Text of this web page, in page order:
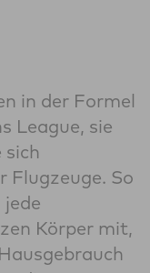
in der Formel
League, sie
So
Körper mit,